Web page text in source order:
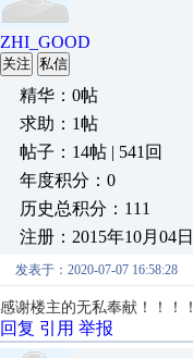
ZHI_GOOD
关注 私信
精华：0帖
求助：1帖
帖子：14帖 | 541回
年度积分：0
历史总积分：111
注册：2015年10月04日
发表于：2020-07-07 16:58:28
感谢楼主的无私奉献！！！！
回复 引用 举报